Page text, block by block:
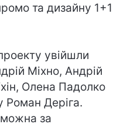
та дизайну 1+1
увійшли
Міхно, Андрій
Олена Падолко
Роман Деріга.
за